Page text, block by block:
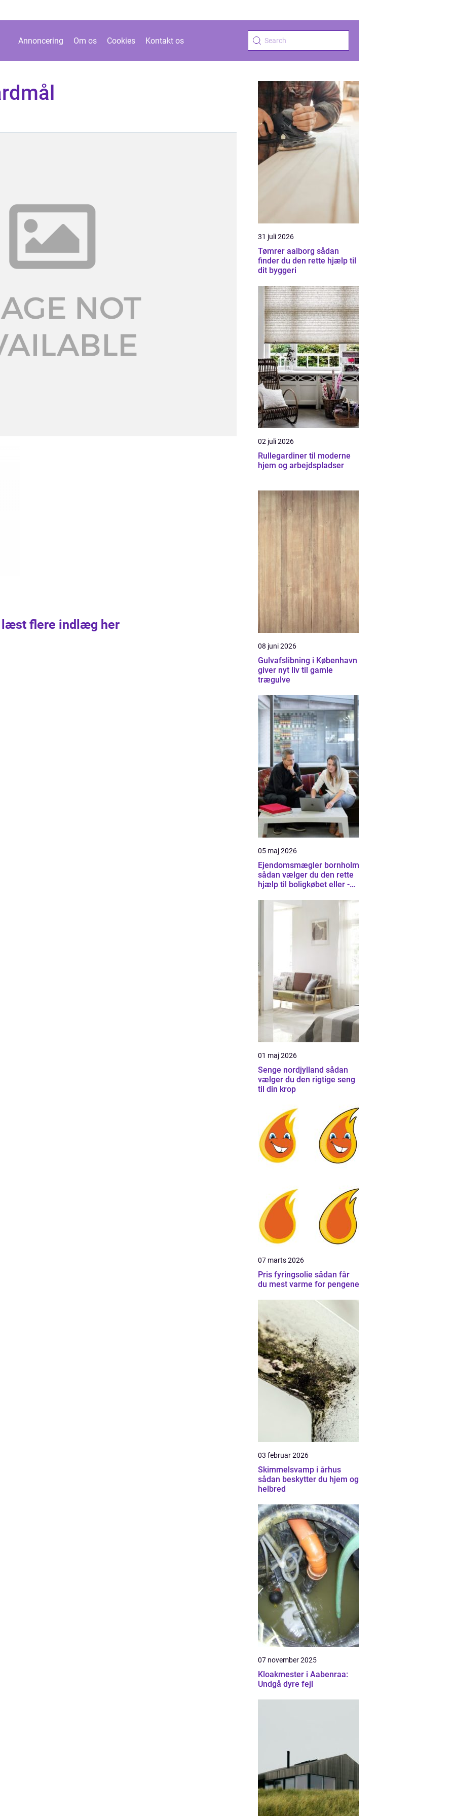
Annoncering Om os Cookies Kontakt os
læst flere indlæg her
31 juli 2026
Tømrer aalborg sådan
finder du den rette hjælp til
dit byggeri
02 juli 2026
Rullegardiner til moderne
hjem og arbejdspladser
08 juni 2026
Gulvafslibning i København
giver nyt liv til gamle
trægulve
05 maj 2026
Ejendomsmægler bornholm
sådan vælger du den rette
hjælp til boligkøbet eller -
01 maj 2026
Senge nordjylland sådan
vælger du den rigtige seng
til din krop
07 marts 2026
Pris fyringsolie sådan får
du mest varme for pengene
03 februar 2026
Skimmelsvamp i århus
sådan beskytter du hjem og
helbred
07 november 2025
Kloakmester i Aabenraa:
Undgå dyre fejl